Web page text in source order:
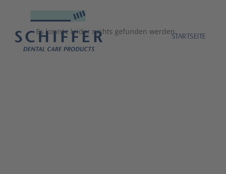
STARTSEITE
Es konnte leider nichts gefunden werden.